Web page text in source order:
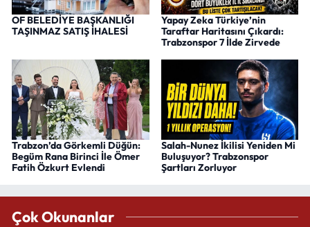
OF BELEDİYE BAŞKANLIĞI
TAŞINMAZ SATIŞ İHALESİ
Yapay Zeka Türkiye’nin
Taraftar Haritasını Çıkardı:
Trabzonspor 7 İlde Zirvede
Trabzon’da Görkemli Düğün:
Begüm Rana Birinci İle Ömer
Fatih Özkurt Evlendi
Salah-Nunez İkilisi Yeniden Mi
Buluşuyor? Trabzonspor
Şartları Zorluyor
Çok Okunanlar